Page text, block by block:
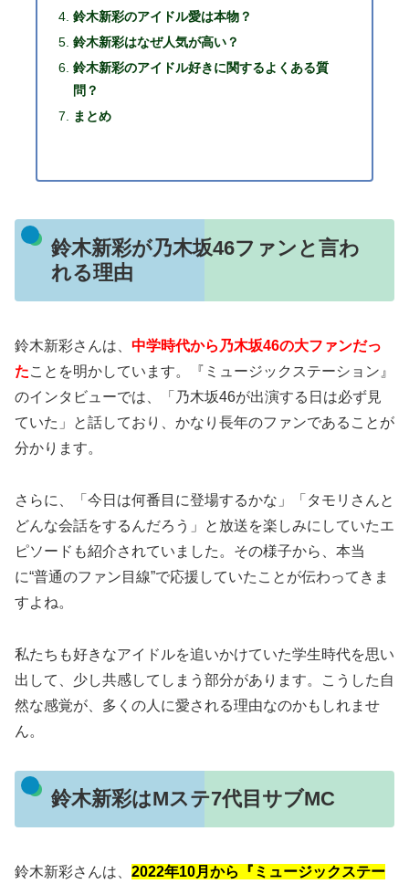
鈴木新彩のアイドル愛は本物？
鈴木新彩はなぜ人気が高い？
鈴木新彩のアイドル好きに関するよくある質
問？
まとめ
鈴木新彩が乃木坂46ファンと言わ
れる理由
鈴木新彩さんは、 中学時代から乃木坂46の大ファンだっ
たことを明かしています。『ミュージックステーション』
のインタビューでは、「乃木坂46が出演する日は必ず見
ていた」と話しており、かなり長年のファンであることが
分かります。
さらに、「今日は何番目に登場するかな」「タモリさんと
どんな会話をするんだろう」と放送を楽しみにしていたエ
ピソードも紹介されていました。その様子から、本当
に“普通のファン目線”で応援していたことが伝わってきま
すよね。
私たちも好きなアイドルを追いかけていた学生時代を思い
出して、少し共感してしまう部分があります。こうした自
然な感覚が、多くの人に愛される理由なのかもしれませ
ん。
鈴木新彩はMステ7代目サブMC
鈴木新彩さんは、 2022年10月から『ミュージックステー